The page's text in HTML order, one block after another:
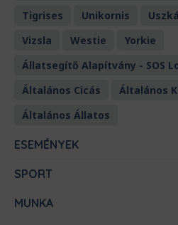
Tigrises
Unikornis
Vizsla
Westie
Yorkie
Állatsegítő Alapítvány - SOS
Általános Cicás
Általános
Általános Állatos
ESEMÉNYEK
SPORT
MUNKA